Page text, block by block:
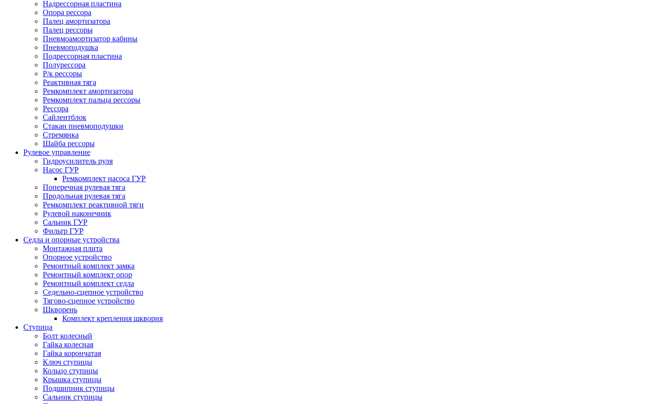
Надрессорная пластина
Опора рессора
Палец амортизатора
Палец рессоры
Пневмоамортизатор кабины
Пневмоподушка
Подрессорная пластина
Полурессора
Р/к рессоры
Реактивная тяга
Ремкомплект амортизатора
Ремкомплект пальца рессоры
Рессора
Сайлентблок
Стакан пневмоподушки
Стремянка
Шайба рессоры
Рулевое управление
Гидроусилитель руля
Насос ГУР
Ремкомплект насоса ГУР
Поперечная рулевая тяга
Продольная рулевая тяга
Ремкомплект реактивной тяги
Рулевой наконечник
Сальник ГУР
Фильтр ГУР
Седла и опорные устройства
Монтажная плита
Опорное устройство
Ремонтный комплект замка
Ремонтный комплект опор
Ремонтный комплект седла
Седельно-сцепное устройство
Тягово-сцепное устройство
Шкворень
Комплект крепления шкворня
Ступица
Болт колесный
Гайка колесная
Гайка корончатая
Ключ ступицы
Кольцо ступицы
Крышка ступицы
Подшипник ступицы
Сальник ступицы